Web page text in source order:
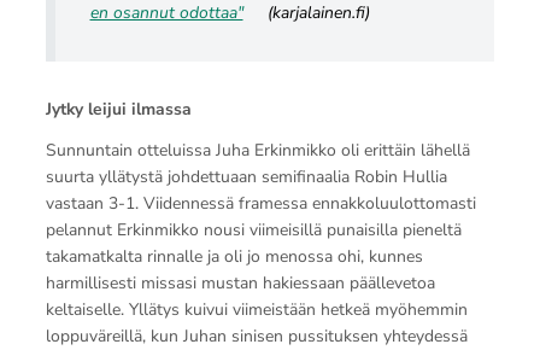
en osannut odottaa"(karjalainen.fi)
Jytky leijui ilmassa
Sunnuntain otteluissa Juha Erkinmikko oli erittäin lähellä
suurta yllätystä johdettuaan semifinaalia Robin Hullia
vastaan 3-1. Viidennessä framessa ennakkoluulottomasti
pelannut Erkinmikko nousi viimeisillä punaisilla pieneltä
takamatkalta rinnalle ja oli jo menossa ohi, kunnes
harmillisesti missasi mustan hakiessaan päällevetoa
keltaiselle. Yllätys kuivui viimeistään hetkeä myöhemmin
loppuväreillä, kun Juhan sinisen pussituksen yhteydessä